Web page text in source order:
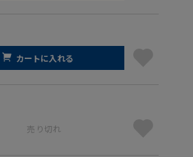
カートに入れる
売り切れ